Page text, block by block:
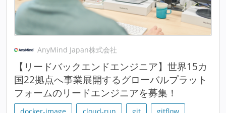
AnyMind Japan株式会社
【リードバックエンドエンジニア】世界15カ
国22拠点へ事業展開するグローバルプラット
フォームのリードエンジニアを募集！